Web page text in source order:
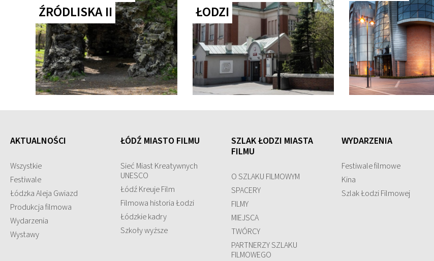
ŹRÓDLISKA II
ŁODZI
AKTUALNOŚCI
Wszystkie
Festiwale
Łódzka Aleja Gwiazd
Produkcja filmowa
Wydarzenia
Wystawy
ŁÓDŹ MIASTO FILMU
Sieć Miast Kreatywnych
UNESCO
Łódź Kreuje Film
Filmowa historia Łodzi
Łódzkie kadry
Szkoły wyższe
SZLAK ŁODZI MIASTA
FILMU
O SZLAKU FILMOWYM
SPACERY
FILMY
MIEJSCA
TWÓRCY
PARTNERZY SZLAKU
FILMOWEGO
WYDARZENIA
Festiwale filmowe
Kina
Szlak Łodzi Filmowej